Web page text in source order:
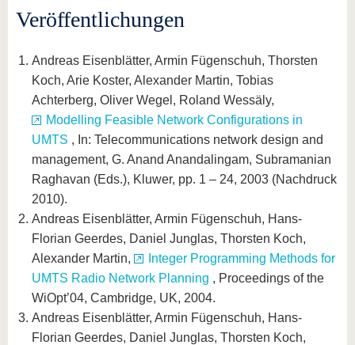
Veröffentlichungen
Andreas Eisenblätter, Armin Fügenschuh, Thorsten
Koch, Arie Koster, Alexander Martin, Tobias
Achterberg, Oliver Wegel, Roland Wessäly,
Modelling Feasible Network Configurations in
UMTS , In: Telecommunications network design and
management, G. Anand Anandalingam, Subramanian
Raghavan (Eds.), Kluwer, pp. 1 – 24, 2003 (Nachdruck
2010).
Andreas Eisenblätter, Armin Fügenschuh, Hans-
Florian Geerdes, Daniel Junglas, Thorsten Koch,
Alexander Martin,
Integer Programming Methods for
UMTS Radio Network Planning , Proceedings of the
WiOpt’04, Cambridge, UK, 2004.
Andreas Eisenblätter, Armin Fügenschuh, Hans-
Florian Geerdes, Daniel Junglas, Thorsten Koch,